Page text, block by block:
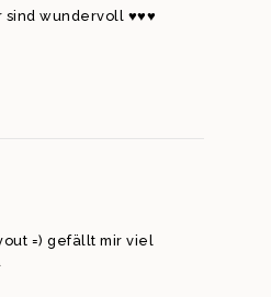
wundervoll ♥♥♥
=) gefällt mir viel